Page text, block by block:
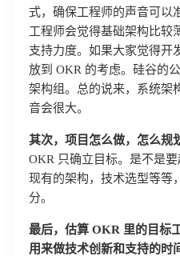
式，确保工程师的声音可以
工程师会觉得基础架构比较
支持力度。如果大家觉得开
放到 OKR 的考虑。硅谷的
架构组。总的说来，系统架
音会很大。
其次，项目怎么做，怎么规
OKR 只确立目标。是不是
现有的架构，技术选型等等
分。
最后，估算 OKR 里的目标
用来做技术创新和支持的时